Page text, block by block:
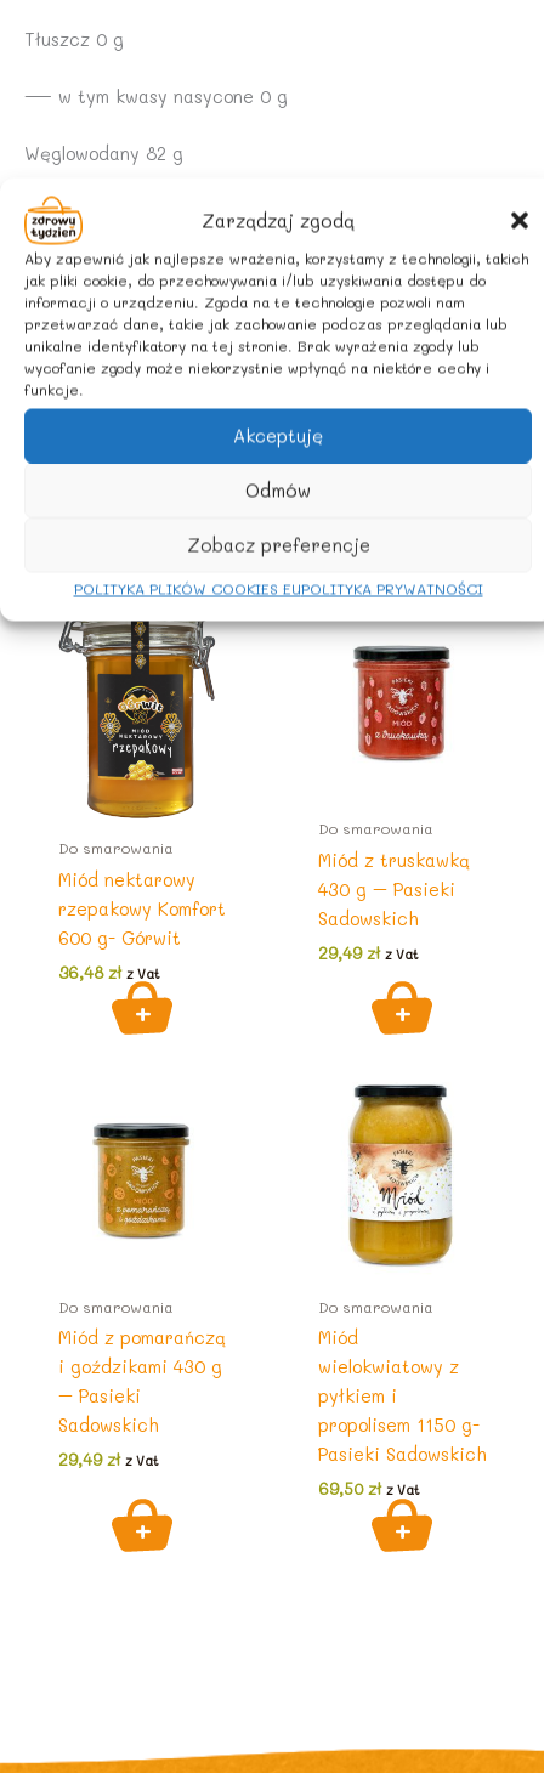
Zarządzaj zgodą
Aby zapewnić jak najlepsze wrażenia, korzystamy z technologii, takich
jak pliki cookie, do przechowywania i/lub uzyskiwania dostępu do
informacji o urządzeniu. Zgoda na te technologie pozwoli nam
przetwarzać dane, takie jak zachowanie podczas przeglądania lub
unikalne identyfikatory na tej stronie. Brak wyrażenia zgody lub
wycofanie zgody może niekorzystnie wpłynąć na niektóre cechy i
funkcje.
Akceptuję
Odmów
Zobacz preferencje
POLITYKA PLIKÓW COOKIES EUPOLITYKA PRYWATNOŚCI
Tłuszcz 0 g
— w tym kwasy nasycone 0 g
Węglowodany 82 g
— w tym cukry 75 g
Białko 0,9 g
Sól 0 g
WARUNKI PRZECHOWYWANIA:
Przechowywać w ciemnym i chłodnym miejscu
Podobne produkty
Do smarowania
Miód nektarowy
rzepakowy Komfort
600 g- Górwit
36,48zł z Vat
Do smarowania
Miód z truskawką
430 g – Pasieki
Sadowskich
29,49zł z Vat
Do smarowania
Miód z pomarańczą
i goździkami 430 g
– Pasieki
Sadowskich
29,49zł z Vat
Do smarowania
Miód
wielokwiatowy z
pyłkiem i
propolisem 1150 g-
Pasieki Sadowskich
69,50zł z Vat